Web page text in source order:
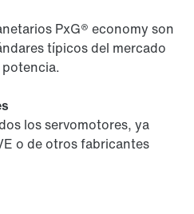
PxG® economy son
típicos del mercado
los servomotores, ya
o de otros fabricantes